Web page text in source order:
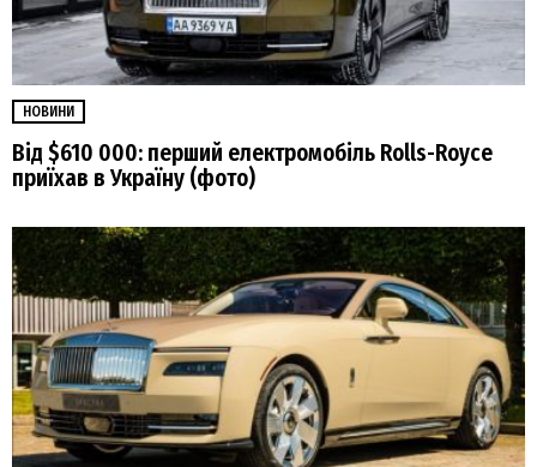
НОВИНИ
Від $610 000: перший електромобіль Rolls-Royce
приїхав в Україну (фото)